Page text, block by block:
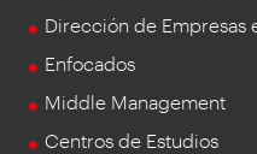
Dirección de Empresas
Enfocados
Middle Management
Centros de Estudios